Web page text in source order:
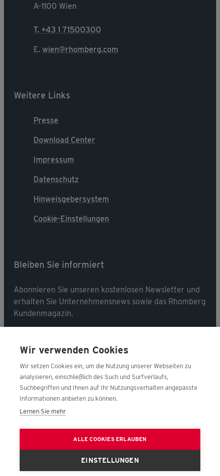
A-1100 Wien
T. +43 1 71500300
E. wien@rhomberg.com
Weitere Links
Presse
Download Center
Impressum
Datenschutz
Hinweisgebersystem
Cookie-Einstellungen
Bleiben Sie informiert
Abonnieren Sie unseren kostenlosen Newsletter und
erhalten Sie Unternehmensnews sowie das Rhomberg
Kundenmagazin.
Jetzt abonnieren
Folgen Sie uns
Wir verwenden Cookies
Wir setzen Cookies ein, um die Nutzung unserer Webseiten zu
analysieren, einschließlich des Such und Surfverlaufs,
Suchbegriffen und Ihnen auf Ihr Nutzungsverhalten angepasste
Informationen anbieten zu können.
Lernen Sie mehr
ALLE COOKIES ERLAUBEN
EINSTELLUNGEN